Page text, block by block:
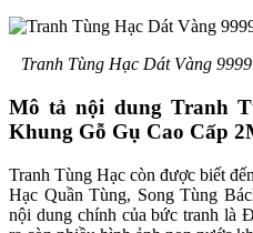
Tranh Tùng Hạc Dát Vàng
Mô tả nội dung Tranh
Khung Gỗ Gụ Cao Cấp
Tranh Tùng Hạc còn được biết
Hạc Quần Tùng, Song Tùng
nội dung chính của bức tranh là